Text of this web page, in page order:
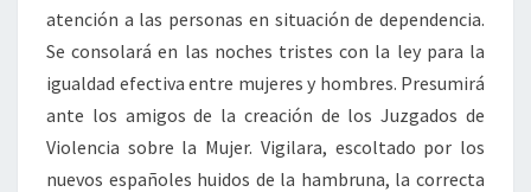
atención a las personas en situación de dependencia.
Se consolará en las noches tristes con la ley para la
igualdad efectiva entre mujeres y hombres. Presumirá
ante los amigos de la creación de los Juzgados de
Violencia sobre la Mujer. Vigilara, escoltado por los
nuevos españoles huidos de la hambruna, la correcta